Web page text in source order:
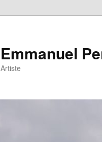
Emmanuel
Artiste